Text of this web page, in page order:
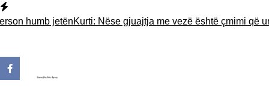
Skip
to
humb jetën Kurti: Nëse gjuajtja me vezë është çmimi që unë